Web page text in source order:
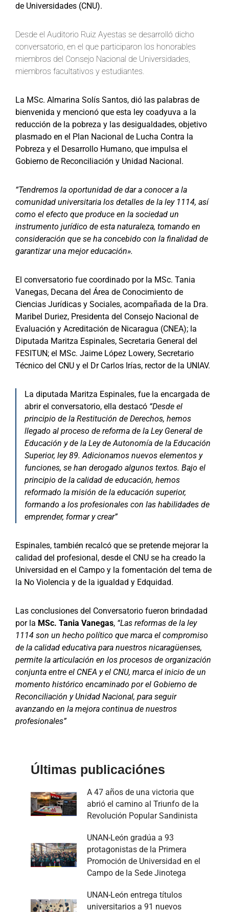
de Universidades (CNU).
Desde el Auditorio Ruiz Ayestas se desarrolló dicho
conversatorio, en el que participaron los honorables
miembros del Consejo Nacional de Universidades,
miembros facultativos y estudiantes.
La MSc. Almarina Solís Santos, dió las palabras de
bienvenida y mencionó que esta ley coadyuva a la
reducción de la pobreza y las desigualdades, objetivo
plasmado en el Plan Nacional de Lucha Contra la
Pobreza y el Desarrollo Humano, que impulsa el
Gobierno de Reconciliación y Unidad Nacional.
“Tendremos la oportunidad de dar a conocer a la
comunidad universitaria los detalles de la ley 1114, así
como el efecto que produce en la sociedad un
instrumento jurídico de esta naturaleza, tomando en
consideración que se ha concebido con la finalidad de
garantizar una mejor educación».
El conversatorio fue coordinado por la MSc. Tania
Vanegas, Decana del Área de Conocimiento de
Ciencias Jurídicas y Sociales, acompañada de la Dra.
Maribel Duriez, Presidenta del Consejo Nacional de
Evaluación y Acreditación de Nicaragua (CNEA); la
Diputada Maritza Espinales, Secretaria General del
FESITUN; el MSc. Jaime López Lowery, Secretario
Técnico del CNU y el Dr Carlos Irías, rector de la UNIAV.
La diputada Maritza Espinales, fue la encargada de
abrir el conversatorio, ella destacó “Desde el
principio de la Restitución de Derechos, hemos
llegado al proceso de reforma de la Ley General de
Educación y de la Ley de Autonomía de la Educación
Superior, ley 89. Adicionamos nuevos elementos y
funciones, se han derogado algunos textos. Bajo el
principio de la calidad de educación, hemos
reformado la misión de la educación superior,
formando a los profesionales con las habilidades de
emprender, formar y crear”
Espinales, también recalcó que se pretende mejorar la
calidad del profesional, desde el CNU se ha creado la
Universidad en el Campo y la fomentación del tema de
la No Violencia y de la igualdad y Edquidad.
Las conclusiones del Conversatorio fueron brindadad
por la MSc. Tania Vanegas, “Las reformas de la ley
1114 son un hecho político que marca el compromiso
de la calidad educativa para nuestros nicaragüenses,
permite la articulación en los procesos de organización
conjunta entre el CNEA y el CNU, marca el inicio de un
momento histórico encaminado por el Gobierno de
Reconciliación y Unidad Nacional, para seguir
avanzando en la mejora continua de nuestros
profesionales”
Últimas publicaciónes
A 47 años de una victoria que
abrió el camino al Triunfo de la
Revolución Popular Sandinista
UNAN-León gradúa a 93
protagonistas de la Primera
Promoción de Universidad en el
Campo de la Sede Jinotega
UNAN-León entrega títulos
universitarios a 91 nuevos